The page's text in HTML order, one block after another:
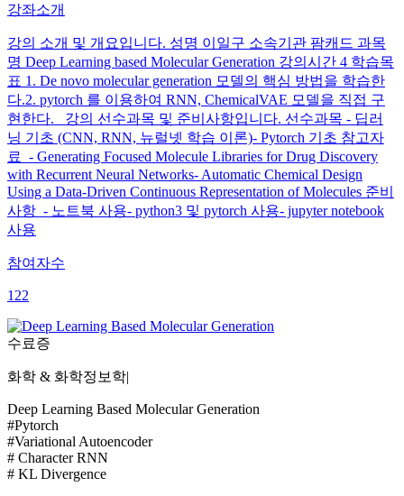
강좌소개
강의 소개 및 개요입니다. 성명 이일구 소속기관 팜캐드 과목
명 Deep Learning based Molecular Generation 강의시간 4 학습목
표 1. De novo molecular generation 모델의 핵심 방법을 학습한
다.2. pytorch 를 이용하여 RNN, ChemicalVAE 모델을 직접 구
현한다. 강의 선수과목 및 준비사항입니다. 선수과목 - 딥러
닝 기초 (CNN, RNN, 뉴럴넷 학습 이론)- Pytorch 기초 참고자
료 - Generating Focused Molecule Libraries for Drug Discovery
with Recurrent Neural Networks- Automatic Chemical Design
Using a Data-Driven Continuous Representation of Molecules 준비
사항 - 노트북 사용- python3 및 pytorch 사용- jupyter notebook
사용
참여자수
122
수료증
화학 & 화학정보학|
Deep Learning Based Molecular Generation
#Pytorch
#Variational Autoencoder
# Character RNN
# KL Divergence